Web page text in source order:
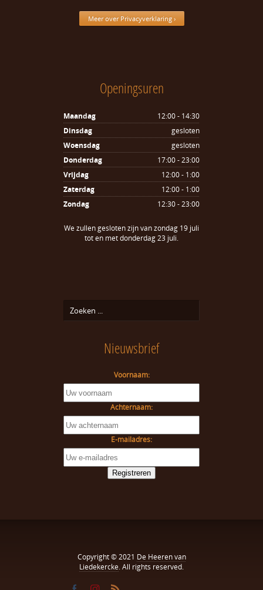
Meer over Privacyverklaring ›
Openingsuren
Maandag
12:00 - 14:30
Dinsdag
gesloten
Woensdag
gesloten
Donderdag
17:00 - 23:00
Vrijdag
12:00 - 1:00
Zaterdag
12:00 - 1:00
Zondag
12:30 - 23:00
We zullen gesloten zijn van zondag 19 juli
tot en met donderdag 23 juli.
Nieuwsbrief
Voornaam:
Achternaam:
E-mailadres:
Copyright © 2021 De Heeren van
Liedekercke. All rights reserved.